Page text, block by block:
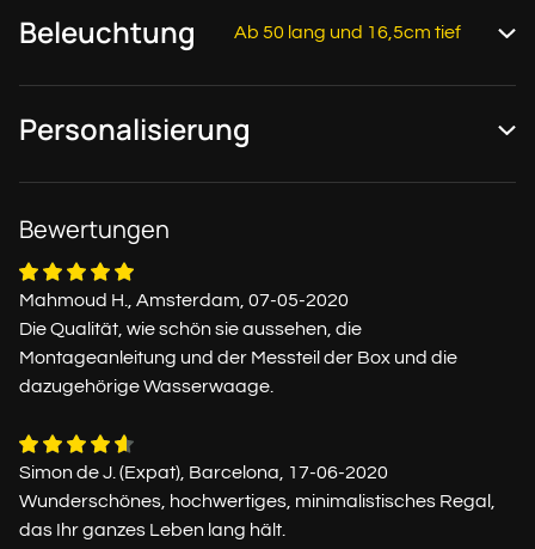
Beleuchtung Ab 50 lang und 16,5cm tief
Personalisierung
Bewertungen
Mahmoud H., Amsterdam, 07-05-2020
Die Qualität, wie schön sie aussehen, die
Montageanleitung und der Messteil der Box und die
dazugehörige Wasserwaage.
Simon de J. (Expat), Barcelona, 17-06-2020
Wunderschönes, hochwertiges, minimalistisches Regal,
das Ihr ganzes Leben lang hält.